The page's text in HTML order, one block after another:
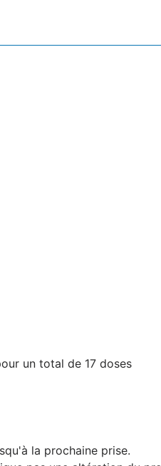
un total de 17 doses
la prochaine prise.